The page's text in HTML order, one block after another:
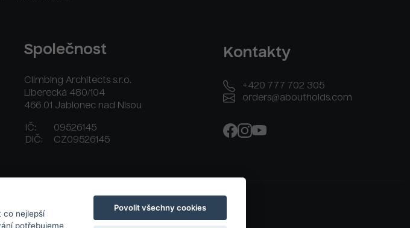
Společnost
Climbing Architects s.r.o.
Liberecká 480/104
466 01 Jablonec nad Nisou
IČ:
09526145
DIČ:
CZ09526145
Kontakty
+420 777 702 305
orders@aboutholds.com
co nejlepší
potřebujeme
Povolit všechny cookies